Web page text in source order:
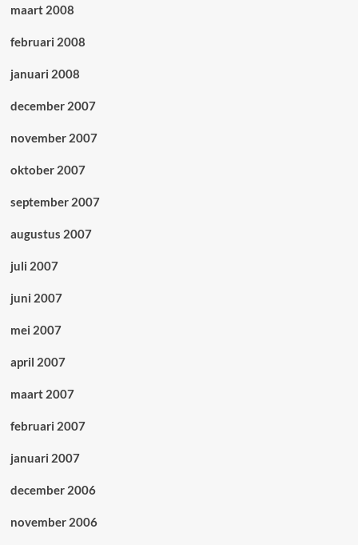
maart 2008
februari 2008
januari 2008
december 2007
november 2007
oktober 2007
september 2007
augustus 2007
juli 2007
juni 2007
mei 2007
april 2007
maart 2007
februari 2007
januari 2007
december 2006
november 2006